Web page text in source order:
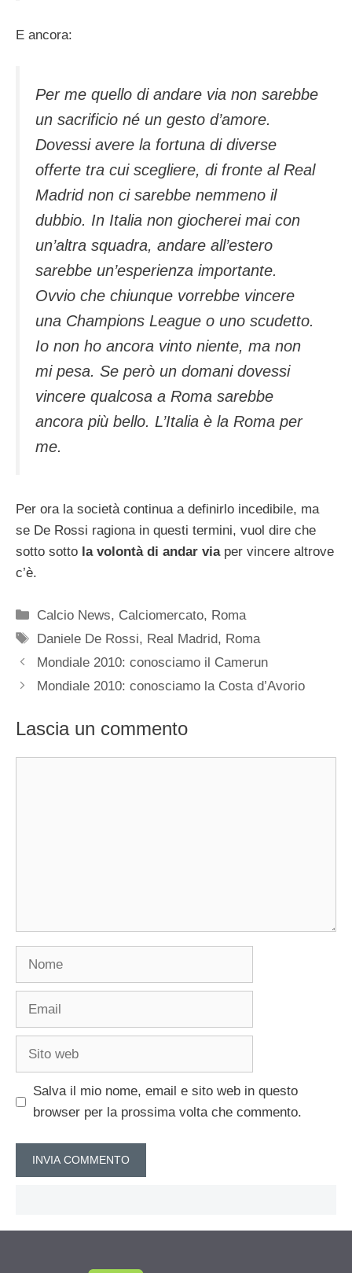
E ancora:
Per me quello di andare via non sarebbe
un sacrificio né un gesto d’amore.
Dovessi avere la fortuna di diverse
offerte tra cui scegliere, di fronte al Real
Madrid non ci sarebbe nemmeno il
dubbio. In Italia non giocherei mai con
un’altra squadra, andare all’estero
sarebbe un’esperienza importante.
Ovvio che chiunque vorrebbe vincere
una Champions League o uno scudetto.
Io non ho ancora vinto niente, ma non
mi pesa. Se però un domani dovessi
vincere qualcosa a Roma sarebbe
ancora più bello. L’Italia è la Roma per
me.
Per ora la società continua a definirlo incedibile, ma
se De Rossi ragiona in questi termini, vuol dire che
sotto sotto la volontà di andar via per vincere altrove
c’è.
Categorie
Calcio News, Calciomercato, Roma
Tag
Daniele De Rossi, Real Madrid, Roma
Mondiale 2010: conosciamo il Camerun
Mondiale 2010: conosciamo la Costa d’Avorio
Lascia un commento
Nome
Email
Sito
Salva il mio nome, email e sito web in questo
browser per la prossima volta che commento.